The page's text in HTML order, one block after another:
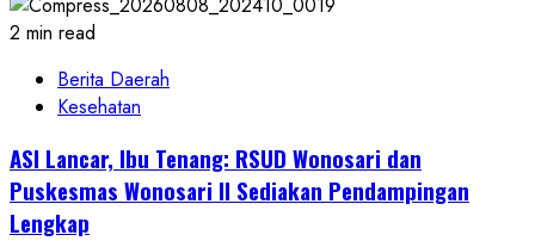
2 min read
Berita Daerah
Kesehatan
ASI Lancar, Ibu Tenang: RSUD Wonosari dan
Puskesmas Wonosari II Sediakan Pendampingan
Lengkap